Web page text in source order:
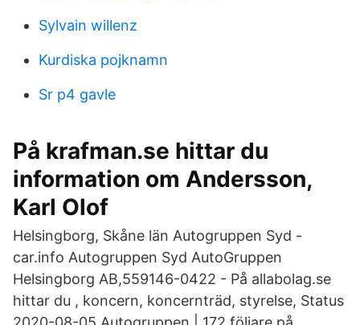
Sylvain willenz
Kurdiska pojknamn
Sr p4 gavle
På krafman.se hittar du
information om Andersson,
Karl Olof
Helsingborg, Skåne län Autogruppen Syd -
car.info Autogruppen Syd AutoGruppen
Helsingborg AB,559146-0422 - På allabolag.se
hittar du , koncern, koncernträd, styrelse, Status